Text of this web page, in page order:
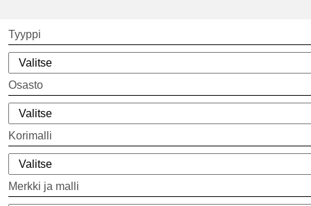
Tyyppi
Osasto
Korimalli
Merkki ja malli